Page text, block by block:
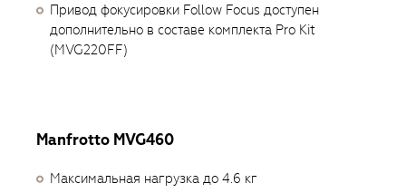
Привод фокусировки Follow Focus доступен
дополнительно в составе комплекта Pro Kit
(MVG220FF)
Manfrotto MVG460
Максимальная нагрузка до 4.6 кг